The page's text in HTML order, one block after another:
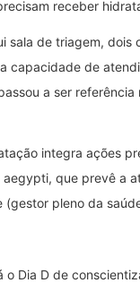
receber
sala de triagem,
capacidade de
a ser
integra ações
que prevê a
(gestor pleno da
o Dia D de